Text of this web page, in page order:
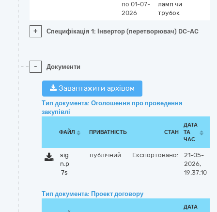
по 01-07-
2026
ламп чи
трубок
+ Специфікація 1: Інвертор (перетворювач) DC-AC
- Документи
Завантажити архівом
Тип документа: Оголошення про проведення
закупівлі
ФАЙЛ ПРИВАТНІСТЬ СТАН
ДАТА
ТА
ЧАС
sig
n.p
7s
публічний Експортовано:
21-05-
2026,
19:37:10
Тип документа: Проект договору
ДАТА